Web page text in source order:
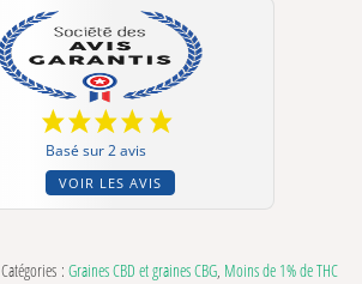
Basé sur 2 avis
VOIR LES AVIS
Catégories : Graines CBD et graines CBG, Moins de 1% de THC